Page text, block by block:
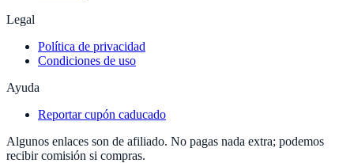
Legal
Política de privacidad
Condiciones de uso
Ayuda
Reportar cupón caducado
Algunos enlaces son de afiliado. No pagas nada extra; podemos
recibir comisión si compras.